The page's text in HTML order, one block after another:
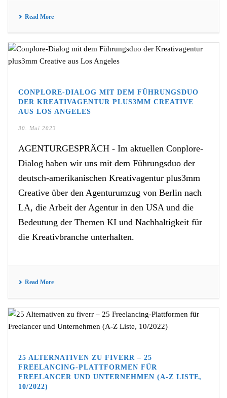
Read More
CONPLORE-DIALOG MIT DEM FÜHRUNGSDUO
DER KREATIVAGENTUR PLUS3MM CREATIVE
AUS LOS ANGELES
30. Mai 2023
AGENTURGESPRÄCH - Im aktuellen Conplore-
Dialog haben wir uns mit dem Führungsduo der
deutsch-amerikanischen Kreativagentur plus3mm
Creative über den Agenturumzug von Berlin nach
LA, die Arbeit der Agentur in den USA und die
Bedeutung der Themen KI und Nachhaltigkeit für
die Kreativbranche unterhalten.
Read More
25 ALTERNATIVEN ZU FIVERR – 25
FREELANCING-PLATTFORMEN FÜR
FREELANCER UND UNTERNEHMEN (A-Z LISTE,
10/2022)